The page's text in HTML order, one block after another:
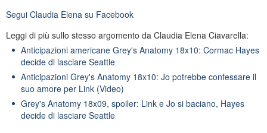
Segui Claudia Elena su Facebook
Leggi di più sullo stesso argomento da Claudia Elena Ciavarella:
Anticipazioni americane Grey's Anatomy 18x10: Cormac Hayes
decide di lasciare Seattle
Anticipazioni Grey's Anatomy 18x10: Jo potrebbe confessare il
suo amore per Link (Video)
Grey's Anatomy 18x09, spoiler: Link e Jo si baciano, Hayes
decide di lasciare Seattle